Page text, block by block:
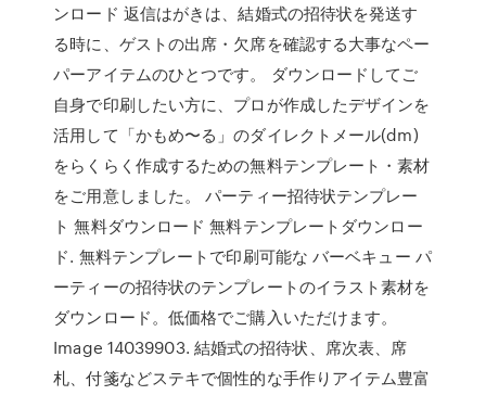
ンロード 返信はがきは、結婚式の招待状を発送す
る時に、ゲストの出席・欠席を確認する大事なペー
パーアイテムのひとつです。 ダウンロードしてご
自身で印刷したい方に、プロが作成したデザインを
活用して「かもめ〜る」のダイレクトメール(dm)
をらくらく作成するための無料テンプレート・素材
をご用意しました。 パーティー招待状テンプレー
ト 無料ダウンロード 無料テンプレートダウンロー
ド. 無料テンプレートで印刷可能な バーベキュー パ
ーティーの招待状のテンプレートのイラスト素材を
ダウンロード。低価格でご購入いただけます。
Image 14039903. 結婚式の招待状、席次表、席
札、付箋などステキで個性的な手作りアイテム豊富